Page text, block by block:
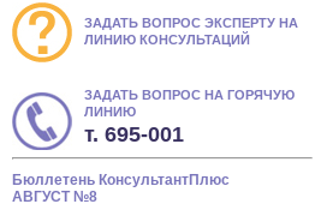
ЗАДАТЬ ВОПРОС ЭКСПЕРТУ НА
ЛИНИЮ КОНСУЛЬТАЦИЙ
ЗАДАТЬ ВОПРОС НА ГОРЯЧУЮ
ЛИНИЮ
т. 695-001
Бюллетень КонсультантПлюс
АВГУСТ №8